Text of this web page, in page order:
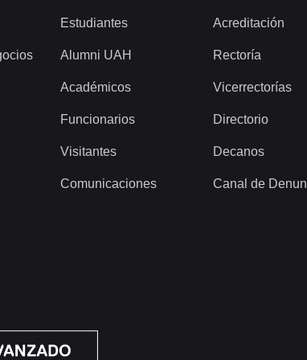
Estudiantes
Alumni UAH
Académicos
Funcionarios
Visitantes
Comunicaciones
Acreditación
Rectoría
Vicerrectorías
Directorio
Decanos
Canal de